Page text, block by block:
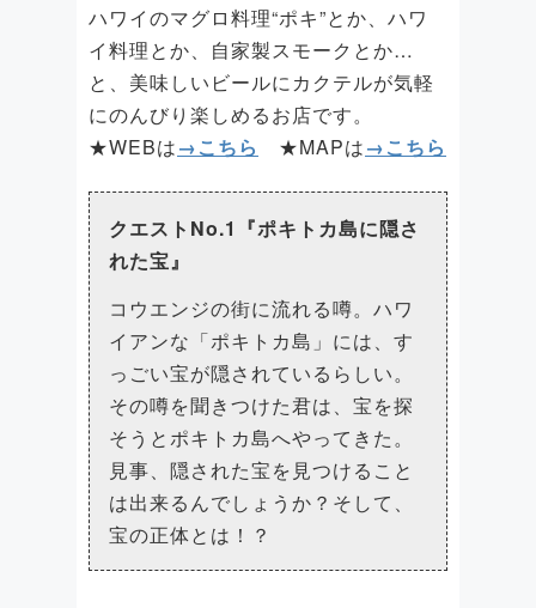
ハワイのマグロ料理“ポキ”とか、ハワ
イ料理とか、自家製スモークとか…
と、美味しいビールにカクテルが気軽
にのんびり楽しめるお店です。
★WEBは→こちら ★MAPは→こちら
クエストNo.1『ポキトカ島に隠さ
れた宝』
コウエンジの街に流れる噂。ハワ
イアンな「ポキトカ島」には、す
っごい宝が隠されているらしい。
その噂を聞きつけた君は、宝を探
そうとポキトカ島へやってきた。
見事、隠された宝を見つけること
は出来るんでしょうか？そして、
宝の正体とは！？